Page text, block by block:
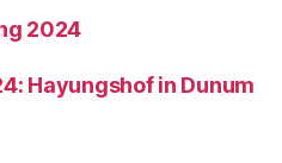
2024
Hayungshof in Dunum